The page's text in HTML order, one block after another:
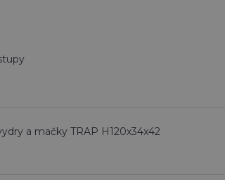
a mačky TRAP H120x34x42